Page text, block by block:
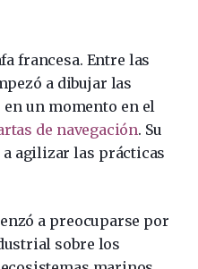
francesa. Entre las
a dibujar las
un momento en el
de navegación. Su
agilizar las prácticas
a preocuparse por
sobre los